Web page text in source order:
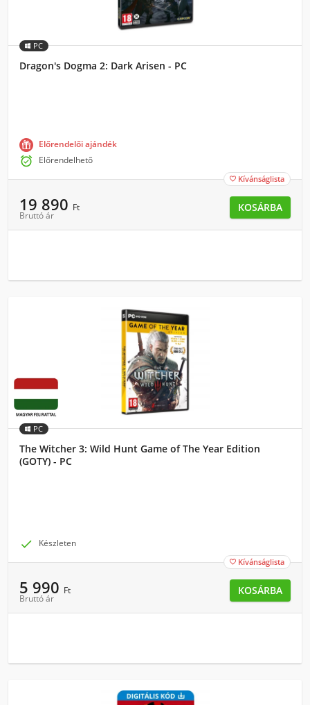
PC
Dragon's Dogma 2: Dark Arisen - PC
Előrendelői ajándék
 Előrendelhető
 Kívánságlista
19 890 Ft
Bruttó ár
KOSÁRBA
PC
The Witcher 3: Wild Hunt Game of The Year Edition
(GOTY) - PC
 Készleten
 Kívánságlista
5 990 Ft
Bruttó ár
KOSÁRBA